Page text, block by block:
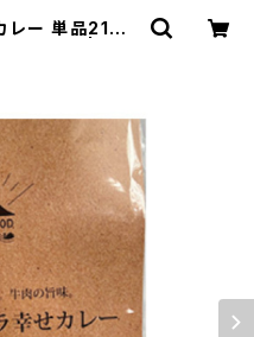
レー 単品210ｇ